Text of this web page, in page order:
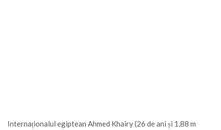
Internaționalul egiptean Ahmed Khairy (26 de ani și 1,88 m